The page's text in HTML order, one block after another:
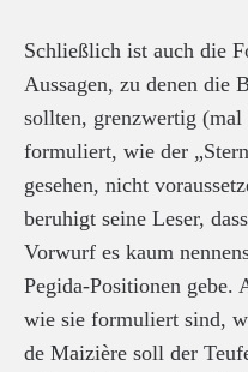
Schließlich ist auch die
Aussagen, zu denen die
sollten, grenzwertig (mal
formuliert, wie der
gesehen, nicht
beruhigt seine Leser,
Vorwurf es kaum
Pegida-Positionen gebe.
wie sie formuliert sind,
de Maizière soll der